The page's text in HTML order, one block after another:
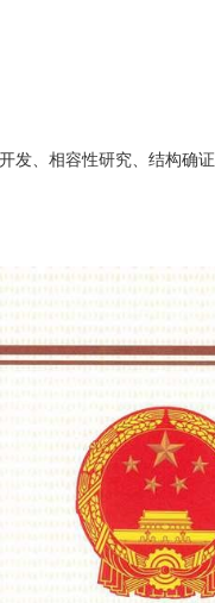
发、相容性研究、结构确证